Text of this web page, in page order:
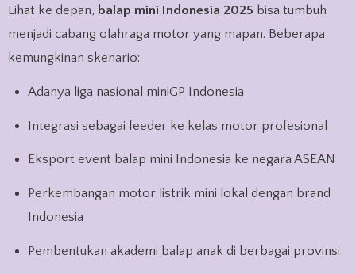
Lihat ke depan, balap mini Indonesia 2025 bisa tumbuh
menjadi cabang olahraga motor yang mapan. Beberapa
kemungkinan skenario:
Adanya liga nasional miniGP Indonesia
Integrasi sebagai feeder ke kelas motor profesional
Eksport event balap mini Indonesia ke negara ASEAN
Perkembangan motor listrik mini lokal dengan brand
Indonesia
Pembentukan akademi balap anak di berbagai provinsi